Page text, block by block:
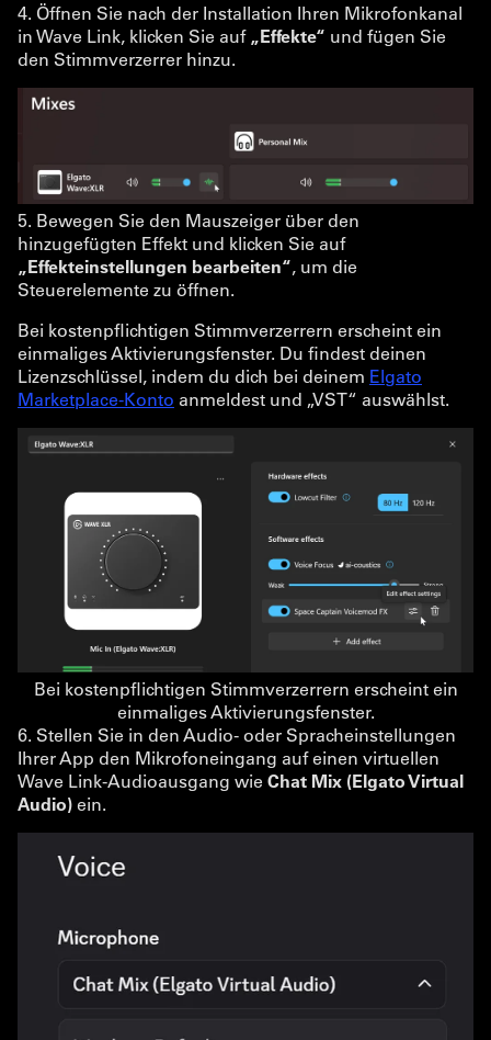
4. Öffnen Sie nach der Installation Ihren Mikrofonkanal
in Wave Link, klicken Sie auf„Effekte“ und fügen Sie
den Stimmverzerrer hinzu.
5. Bewegen Sie den Mauszeiger über den
hinzugefügten Effekt und klicken Sie auf
„Effekteinstellungen bearbeiten“, um die
Steuerelemente zu öffnen.
Bei kostenpflichtigen Stimmverzerrern erscheint ein
einmaliges Aktivierungsfenster. Du findest deinen
Lizenzschlüssel, indem du dich bei deinem Elgato
Marketplace-Konto anmeldest und „VST“ auswählst.
Bei kostenpflichtigen Stimmverzerrern erscheint ein
einmaliges Aktivierungsfenster.
6. Stellen Sie in den Audio- oder Spracheinstellungen
Ihrer App den Mikrofoneingang auf einen virtuellen
Wave Link-Audioausgang wie Chat Mix (Elgato Virtual
Audio)ein.